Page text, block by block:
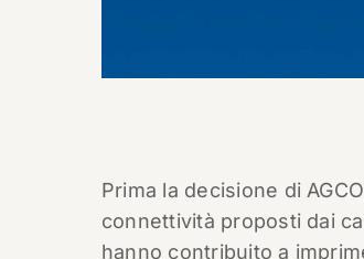
Prima la decisione di
connettività proposti dai
hanno contribuito a